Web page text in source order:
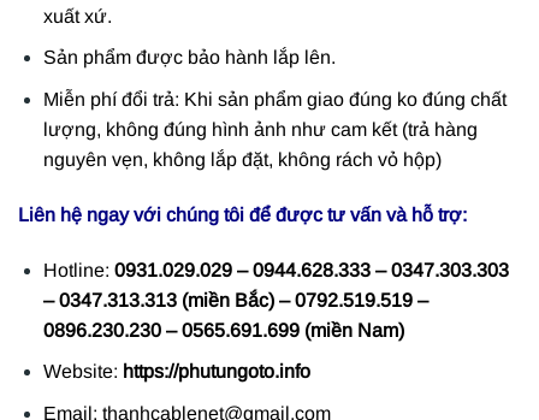
xuất xứ.
Sản phẩm được bảo hành lắp lên.
Miễn phí đổi trả: Khi sản phẩm giao đúng ko đúng chất
lượng, không đúng hình ảnh như cam kết (trả hàng
nguyên vẹn, không lắp đặt, không rách vỏ hộp)
Liên hệ ngay với chúng tôi để được tư vấn và hỗ trợ:
Hotline: 0931.029.029 – 0944.628.333 – 0347.303.303
– 0347.313.313 (miền Bắc) – 0792.519.519 –
0896.230.230 – 0565.691.699 (miền Nam)
Website: https://phutungoto.info
Email: thanhcablenet@gmail.com